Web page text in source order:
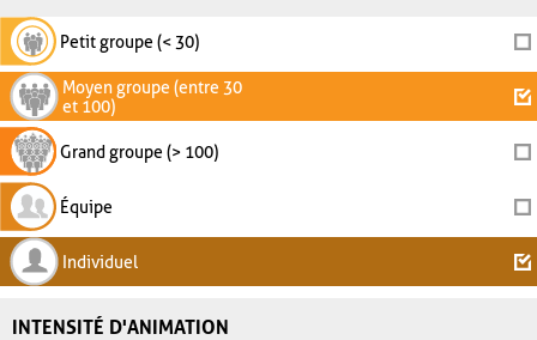
Petit groupe (< 30)
Moyen groupe (entre 30
et 100)
Grand groupe (> 100)
Équipe
Individuel
INTENSITÉ D'ANIMATION